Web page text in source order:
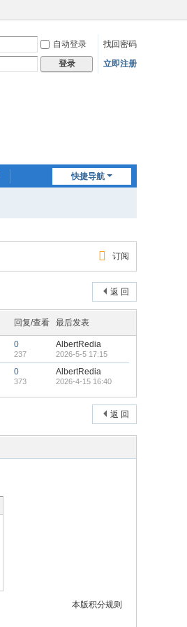
自动登录
找回密码
登录 立即注册
快捷导航
订阅
返 回
回复/查看 最后发表
0
237
AlbertRedia
2026-5-5 17:15
0
373
AlbertRedia
2026-4-15 16:40
返 回
本版积分规则